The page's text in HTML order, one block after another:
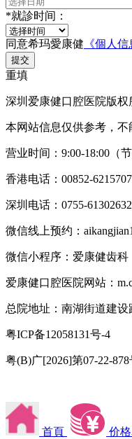
*就診时间：
同意希玛愛康健 《個人
提交
重填
深圳爱康健口腔医院版权
本网站信息仅供参考，
营业时间：9:00-18:00（
香港电话：00852-
深圳电话：0755-61302632
微信线上预约：
微信小程序：爱康健齿科
爱康健口腔医院网站：
总院地址：南湖街道建
粤ICP备12058131号-4
粤(B)广[2026]第07-22-878
首頁 价